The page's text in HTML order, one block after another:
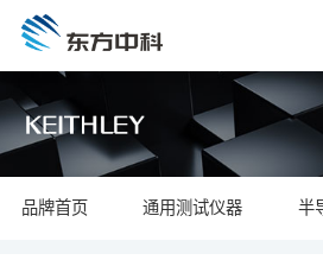
品牌首页 通用测试仪器 半